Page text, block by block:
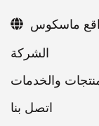
اتصل بنا
ماسكوس